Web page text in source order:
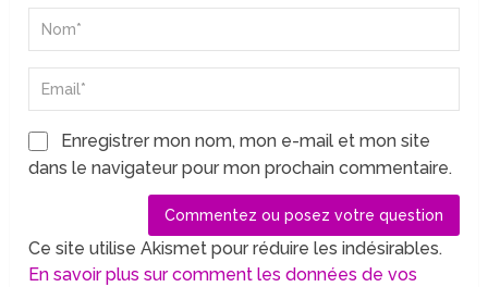
Enregistrer mon nom, mon e-mail et mon site
dans le navigateur pour mon prochain commentaire.
Ce site utilise Akismet pour réduire les indésirables.
En savoir plus sur comment les données de vos